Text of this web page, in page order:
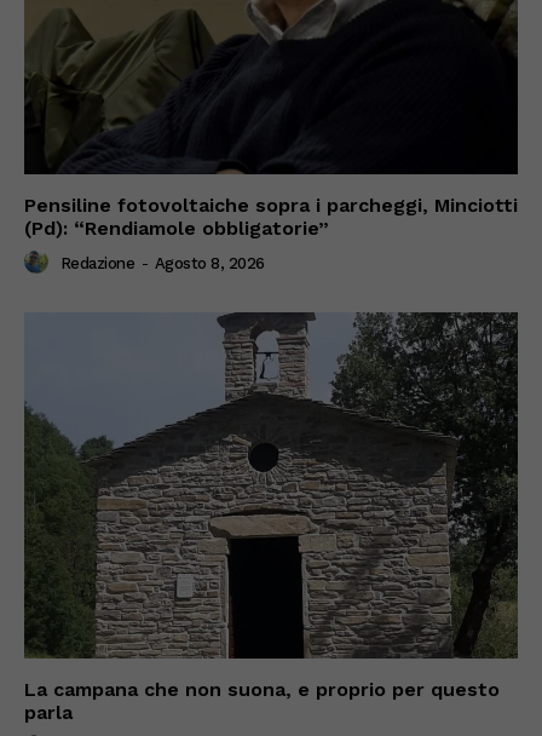
Pensiline fotovoltaiche sopra i parcheggi, Minciotti
(Pd): “Rendiamole obbligatorie”
Redazione - Agosto 8, 2026
La campana che non suona, e proprio per questo
parla